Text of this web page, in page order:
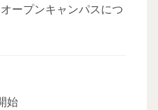
ープンキャンパスにつ
始